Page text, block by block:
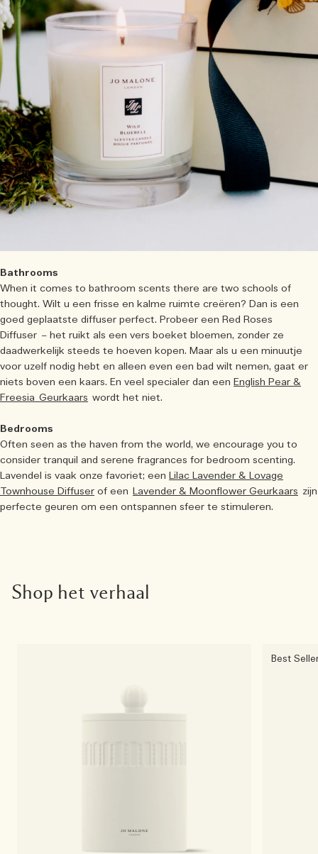
Bathrooms
When it comes to bathroom scents there are two schools of
thought. Wilt u een frisse en kalme ruimte creëren? Dan is een
goed geplaatste diffuser perfect. Probeer een Red Roses
Diffuser – het ruikt als een vers boeket bloemen, zonder ze
daadwerkelijk steeds te hoeven kopen. Maar als u een minuutje
voor uzelf nodig hebt en alleen even een bad wilt nemen, gaat er
niets boven een kaars. En veel specialer dan een English Pear &
Freesia Geurkaars wordt het niet.
Bedrooms
Often seen as the haven from the world, we encourage you to
consider tranquil and serene fragrances for bedroom scenting.
Lavendel is vaak onze favoriet; een Lilac Lavender & Lovage
Townhouse Diffuser of een Lavender & Moonflower Geurkaars zijn
perfecte geuren om een ontspannen sfeer te stimuleren.
Shop het verhaal
Best